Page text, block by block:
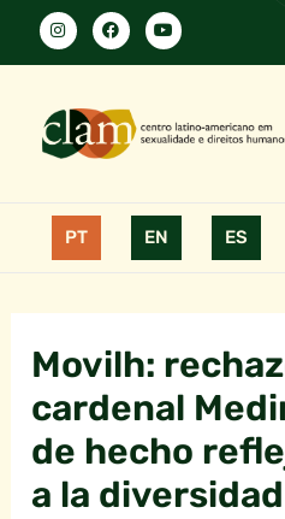
PT EN ES
Movilh:
cardenal
de hecho
a la